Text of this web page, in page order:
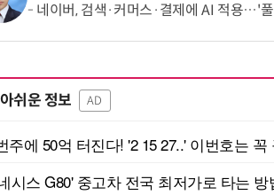
네이버, 검색·커머스·결제에 AI 적용…'
쉬운 정보 AD